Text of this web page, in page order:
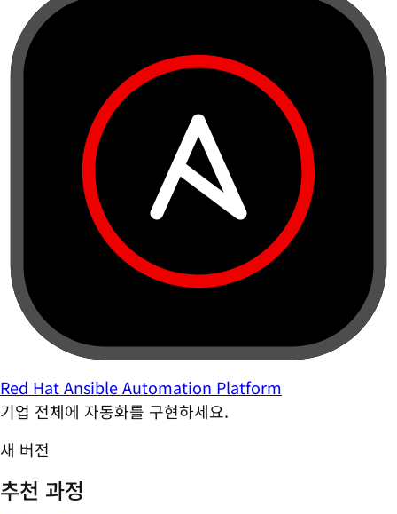
Red Hat Ansible Automation Platform
기업 전체에 자동화를 구현하세요.
새 버전
추천 과정